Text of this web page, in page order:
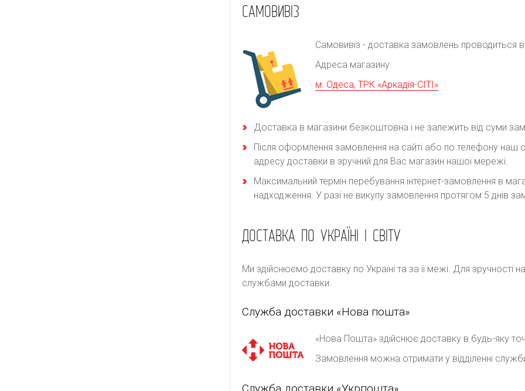
САМОВИВІЗ
Самовивіз - доставка замовлень проводиться в
Адреса магазину:
м. Одеса, ТРК «Аркадія-СІТІ»
Доставка в магазини безкоштовна і не залежить від суми
Після оформлення замовлення на сайті або по телефону наш
адресу доставки в зручний для Вас магазин нашої мережі.
Максимальний термін перебування інтернет-замовлення в
надходження. У разі не викупу замовлення протягом 5 днів
ДОСТАВКА ПО УКРАЇНІ І СВІТУ
Ми здійснюємо доставку по Україні та за її межі. Для зручності
службами доставки.
Служба доставки «Нова пошта»
«Нова Пошта» здійснює доставку в будь-яку
Замовлення можна отримати у відділенні